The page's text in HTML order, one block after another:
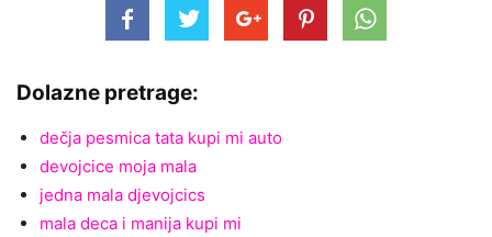
Dolazne pretrage:
dečja pesmica tata kupi mi auto
devojcice moja mala
jedna mala djevojcics
mala deca i manija kupi mi